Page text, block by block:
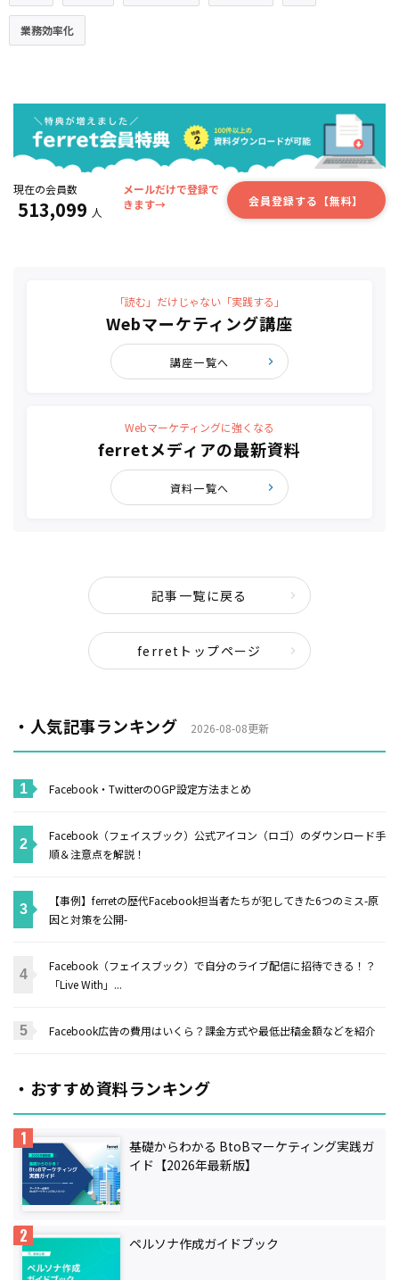
業務効率化
現在の会員数
513,099 人
メールだけで登録で
きます→
会員登録する【無料】
「読む」だけじゃない「実践する」
Webマーケティング講座
講座一覧へ
Webマーケティングに強くなる
ferretメディアの最新資料
資料一覧へ
記事一覧に戻る
ferretトップページ
・人気記事ランキング 2026-08-08更新
Facebook・TwitterのOGP設定方法まとめ
Facebook（フェイスブック）公式アイコン（ロゴ）のダウンロード手
順＆注意点を解説！
【事例】ferretの歴代Facebook担当者たちが犯してきた6つのミス-原
因と対策を公開-
Facebook（フェイスブック）で自分のライブ配信に招待できる！？
「Live With」...
Facebook広告の費用はいくら？課金方式や最低出稿金額などを紹介
・おすすめ資料ランキング
基礎からわかる BtoBマーケティング実践ガ
イド【2026年最新版】
ペルソナ作成ガイドブック